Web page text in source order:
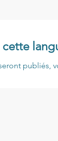
publiés,